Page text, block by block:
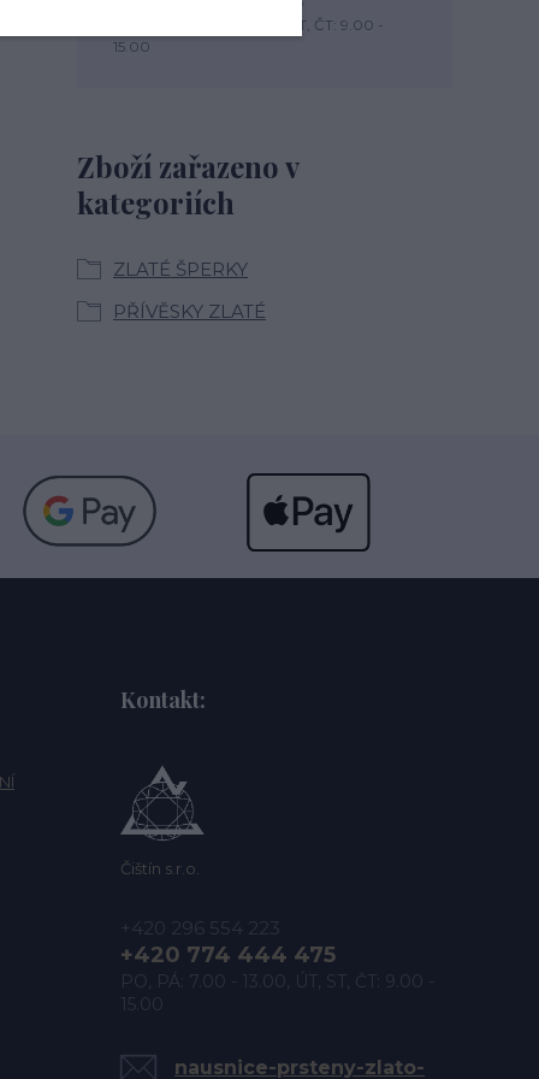
Zboží zařazeno v
kategoriích
ZLATÉ ŠPERKY
PŘÍVĚSKY ZLATÉ
PO, PÁ: 7.00 - 13.00, ÚT, ST, ČT: 9.00 -
15.00
Kontakt:
Čištín s.r.o.
+420 296 554 223
+420 774 444 475
PO, PÁ: 7.00 - 13.00, ÚT, ST, ČT: 9.00 -
15.00
nausnice-prsteny-zlato-